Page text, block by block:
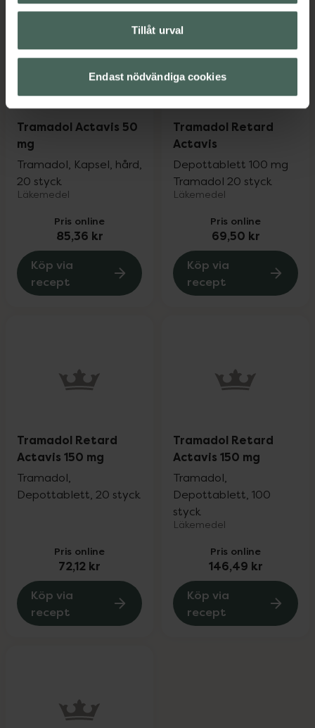
Tillåt urval
Endast nödvändiga cookies
Tramadol Actavis 50
mg
Tramadol, Kapsel, hård,
20 styck
Läkemedel
Pris online
85,36 kr
Köp via
recept
Tramadol Retard
Actavis
Depottablett 100 mg
Tramadol 20 styck
Läkemedel
Pris online
69,50 kr
Köp via
recept
Tramadol Retard
Actavis 150 mg
Tramadol,
Depottablett, 20 styck
Pris online
72,12 kr
Köp via
recept
Tramadol Retard
Actavis 150 mg
Tramadol,
Depottablett, 100
styck
Läkemedel
Pris online
146,49 kr
Köp via
recept